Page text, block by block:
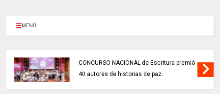
MENÚ
CONCURSO NACIONAL de Escritura premió
40 autores de historias de paz.